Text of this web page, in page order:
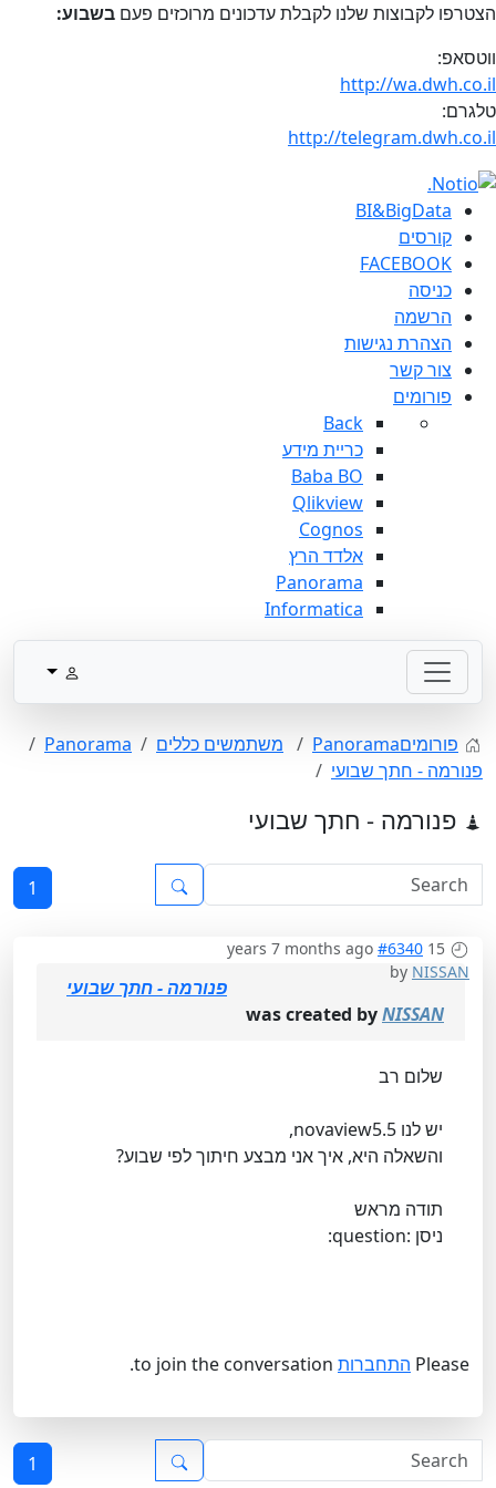
הצטרפו לקבוצות שלנו לקבלת עדכונים מרוכזים פעם בשבוע:
ווטסאפ:
http://wa.dwh.co.il
טלגרם:
http://telegram.dwh.co.il
BI&BigData
קורסים
FACEBOOK
כניסה
הרשמה
הצהרת נגישות
צור קשר
פורומים
Back
כריית מידע
Baba BO
Qlikview
Cognos
אלדד הרץ
Panorama
Informatica
פורומיםPanorama משתמשים כללים
Panorama
פנורמה - חתך שבועי
פנורמה - חתך שבועי
1
15 years 7 months ago
#6340
by NISSAN
פנורמה - חתך שבועי
was created byNISSAN
שלום רב
יש לנו novaview5.5,
והשאלה היא, איך אני מבצע חיתוך לפי שבוע?
תודה מראש
ניסן :question:
Please התחברות
1